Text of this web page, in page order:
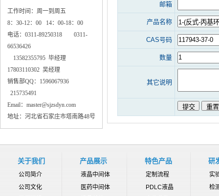
工作时间：周一到周五
8：30-12：00 14：00-18：00
电话：0311-89250318 0311-
66536426
13582355795 毕经理
17803110302 吴经理
销售部QQ：1596067936
215735491
Email：master@sjzsdyn.com
地址：河北省石家庄市塔南路48号
邮箱
产品名称
CAS号码
数量
其它说明
关于我们
公司简介
公司文化
产品展示
液晶中间体
医药中间体
特色产品
定制流程
PDLC液晶
研
实
检